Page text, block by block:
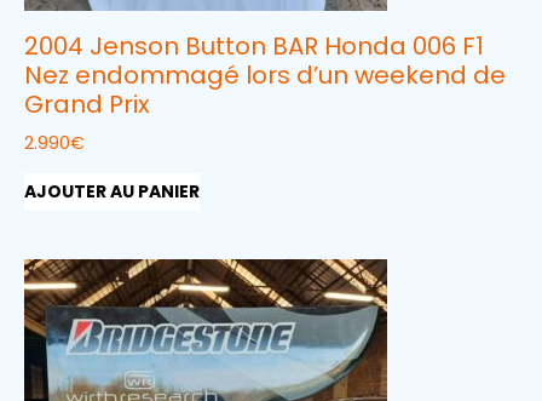
2004 Jenson Button BAR Honda 006 F1
Nez endommagé lors d’un weekend de
Grand Prix
2.990€
AJOUTER AU PANIER